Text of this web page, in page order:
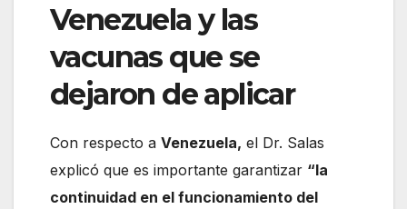
Venezuela y las
vacunas que se
dejaron de aplicar
Con respecto a Venezuela, el Dr. Salas
explicó que es importante garantizar “la
continuidad en el funcionamiento del